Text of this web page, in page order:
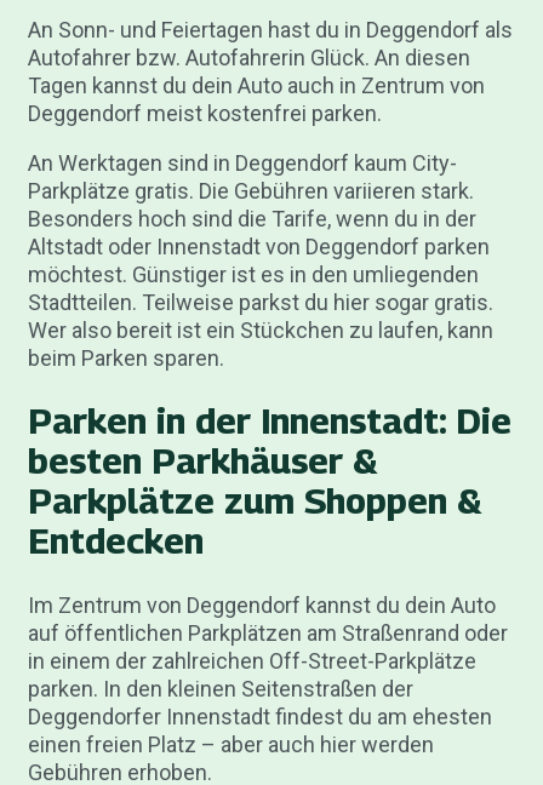
An Sonn- und Feiertagen hast du in Deggendorf als
Autofahrer bzw. Autofahrerin Glück. An diesen
Tagen kannst du dein Auto auch in Zentrum von
Deggendorf meist kostenfrei parken.
An Werktagen sind in Deggendorf kaum City-
Parkplätze gratis. Die Gebühren variieren stark.
Besonders hoch sind die Tarife, wenn du in der
Altstadt oder Innenstadt von Deggendorf parken
möchtest. Günstiger ist es in den umliegenden
Stadtteilen. Teilweise parkst du hier sogar gratis.
Wer also bereit ist ein Stückchen zu laufen, kann
beim Parken sparen.
Parken in der Innenstadt: Die
besten Parkhäuser &
Parkplätze zum Shoppen &
Entdecken
Im Zentrum von Deggendorf kannst du dein Auto
auf öffentlichen Parkplätzen am Straßenrand oder
in einem der zahlreichen Off-Street-Parkplätze
parken. In den kleinen Seitenstraßen der
Deggendorfer Innenstadt findest du am ehesten
einen freien Platz – aber auch hier werden
Gebühren erhoben.